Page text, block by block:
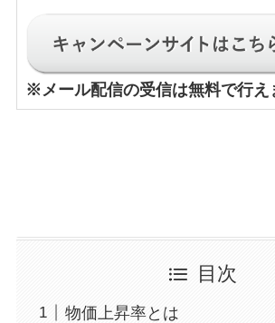
※ メール配信の受信は無料で行え
目次
物価上昇率とは